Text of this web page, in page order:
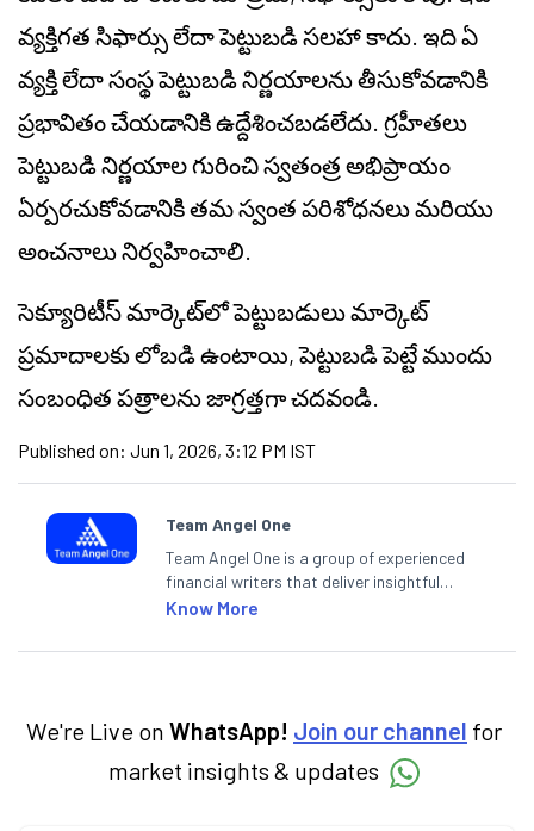
వ్యక్తిగత సిఫార్సు లేదా పెట్టుబడి సలహా కాదు. ఇది ఏ
వ్యక్తి లేదా సంస్థ పెట్టుబడి నిర్ణయాలను తీసుకోవడానికి
ప్రభావితం చేయడానికి ఉద్దేశించబడలేదు. గ్రహీతలు
పెట్టుబడి నిర్ణయాల గురించి స్వతంత్ర అభిప్రాయం
ఏర్పరచుకోవడానికి తమ స్వంత పరిశోధనలు మరియు
అంచనాలు నిర్వహించాలి.
సెక్యూరిటీస్ మార్కెట్‌లో పెట్టుబడులు మార్కెట్
ప్రమాదాలకు లోబడి ఉంటాయి, పెట్టుబడి పెట్టే ముందు
సంబంధిత పత్రాలను జాగ్రత్తగా చదవండి.
Published on: Jun 1, 2026, 3:12 PM IST
Team Angel One
Team Angel One is a group of experienced
financial writers that deliver insightful
articles on the stock market, IPO, economy,
categories.
Know More
We're Live on WhatsApp! Join our channel for
market insights & updates